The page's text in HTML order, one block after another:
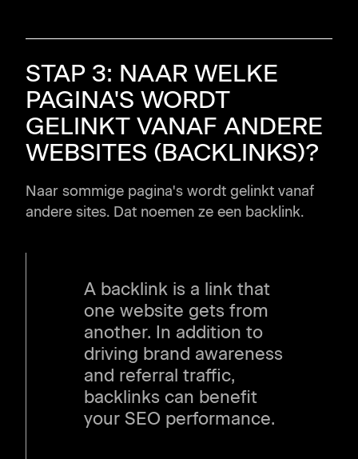
STAP 3: NAAR WELKE
PAGINA'S WORDT
GELINKT VANAF ANDERE
WEBSITES (BACKLINKS)?
Naar sommige pagina's wordt gelinkt vanaf
andere sites. Dat noemen ze een backlink.
A backlink is a link that
one website gets from
another. In addition to
driving brand awareness
and referral traffic,
backlinks can benefit
your SEO performance.